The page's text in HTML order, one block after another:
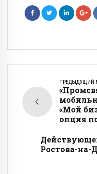
ПРЕДЫДУЩИЙ
«Мой
опция
Ростова-на-